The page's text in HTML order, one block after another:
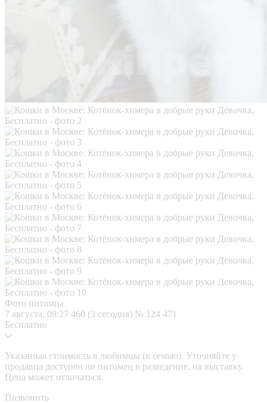
Фото питомца
7 августа, 09:27 460 (3 сегодня) № 124 471
Бесплатно
Указанная стоимость в любимцы (в семью). Уточняйте у
продавца доступен ли питомец в разведение, на выставку.
Цена может отличаться.
Позвонить